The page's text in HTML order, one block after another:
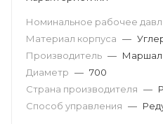
Номинальное рабочее
Материал корпуса —
Производитель — Маршал
Диаметр — 700
Страна производителя —
Способ управления —